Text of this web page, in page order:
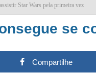
Star Wars pela primeira vez
se
Compartilhe